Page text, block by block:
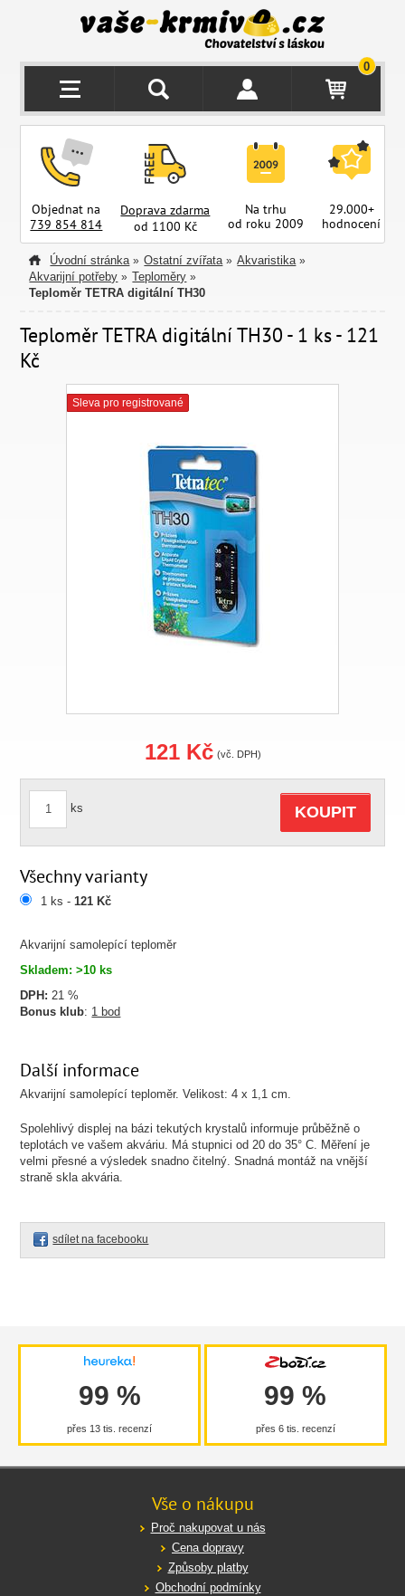
0
Objednat na
739 854 814
Doprava zdarma
od 1100 Kč
Na trhu
od roku 2009
29.000+
hodnocení
Úvodní stránka » Ostatní zvířata » Akvaristika »
Akvarijní potřeby » Teploměry »
Teploměr TETRA digitální TH30
Teploměr TETRA digitální TH30 - 1 ks - 121
Kč
Sleva pro registrované
Akvarijní samolepící teploměr
Skladem: >10 ks
DPH: 21 %
Bonus klub: 1 bod
121 Kč (vč. DPH)
ks KOUPIT
Všechny varianty
1 ks -121 Kč
Další informace
Akvarijní samolepící teploměr. Velikost: 4 x 1,1 cm.
Spolehlivý displej na bázi tekutých krystalů informuje průběžně o
teplotách ve vašem akváriu. Má stupnici od 20 do 35° C. Měření je
velmi přesné a výsledek snadno čitelný. Snadná montáž na vnější
straně skla akvária.
sdílet na facebooku
99 %
přes 13 tis. recenzí
99 %
přes 6 tis. recenzí
Vše o nákupu
Proč nakupovat u nás
Cena dopravy
Způsoby platby
Obchodní podmínky